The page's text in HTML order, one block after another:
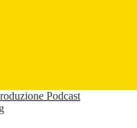
Podcast